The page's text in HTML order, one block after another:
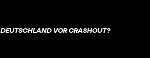
DEUTSCHLAND VOR CRASHOUT?